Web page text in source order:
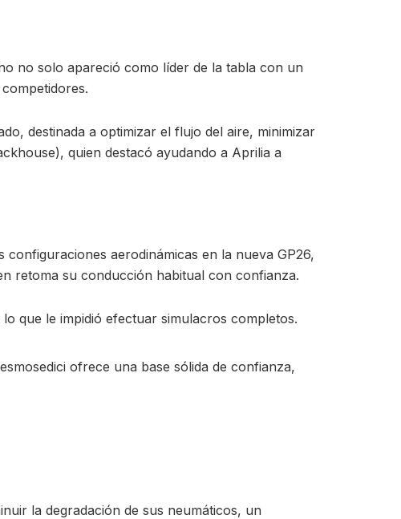
no solo apareció como líder de la tabla con un
destinada a optimizar el flujo del aire, minimizar
quien destacó ayudando a Aprilia a
aerodinámicas en la nueva GP26,
retoma su conducción habitual con confianza.
que le impidió efectuar simulacros completos.
ofrece una base sólida de confianza,
la degradación de sus neumáticos, un